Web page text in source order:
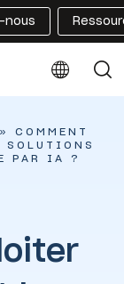
nous
» COMMENT
SOLUTIONS
PAR IA ?